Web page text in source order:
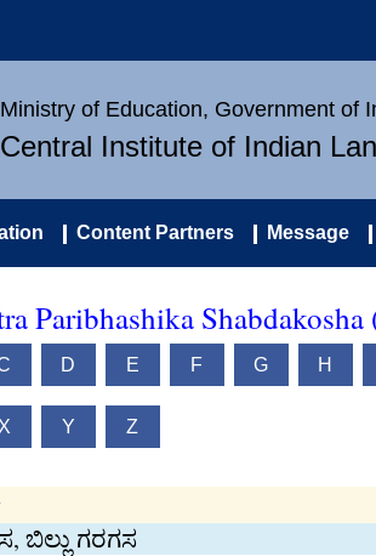
Ministry of Education, Government of
Central Institute of Indian
Content Partners Message
Paribhashika
D E F G H
X Y Z
ಬಿಲ್ಲು ಗರಗಸ